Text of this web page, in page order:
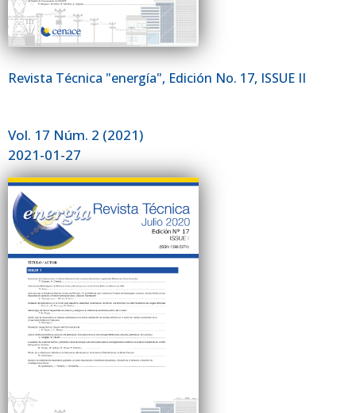
Revista Técnica "energía", Edición No. 17, ISSUE II
Vol. 17 Núm. 2 (2021)
2021-01-27